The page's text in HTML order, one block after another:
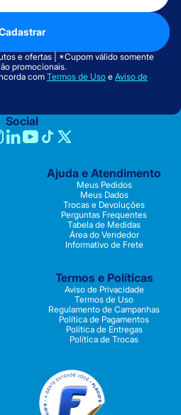
e ofertas | *Cupom válido somente
promocionais.
com Termos de Uso e Aviso de
Social
Ajuda e Atendimento
Meus Pedidos
Meus Dados
Trocas e Devoluções
Perguntas Frequentes
Tabela de Medidas
Área do Vendedor
Informativo de Frete
Termos e Políticas
Aviso de Privacidade
Termos de Uso
Regulamento de Campanhas
Política de Pagamentos
Política de Entregas
Política de Trocas